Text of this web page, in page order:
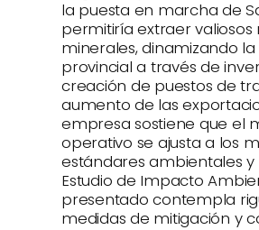
la puesta en marcha de
permitiría extraer valiosos
minerales, dinamizando
provincial a través de
creación de puestos de
aumento de las
empresa sostiene que el
operativo se ajusta a los
estándares ambientales y
Estudio de Impacto
presentado contempla
medidas de mitigación y